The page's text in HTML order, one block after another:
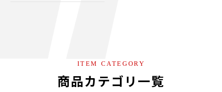
ITEM CATEGORY
商品カテゴリ一覧